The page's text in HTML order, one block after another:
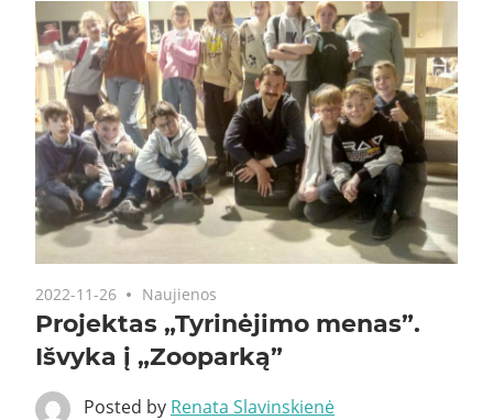
2022-11-26 Naujienos
Projektas „Tyrinėjimo menas”.
Išvyka į „Zooparką”
Posted by Renata Slavinskienė